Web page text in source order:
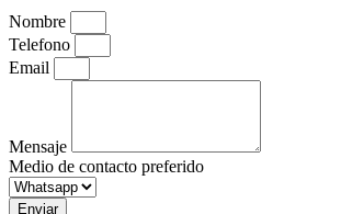
Nombre
Telefono
Email
Mensaje
Medio de contacto preferido
Enviar